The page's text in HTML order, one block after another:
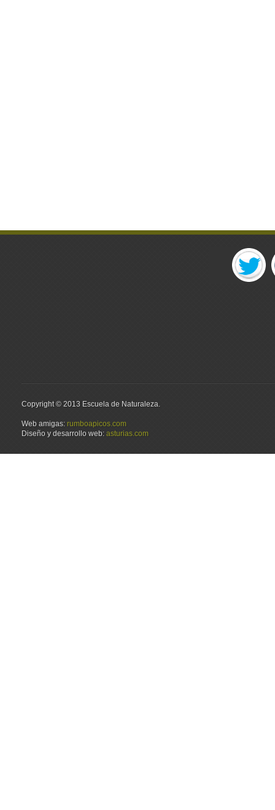
Copyright © 2013 Escuela de Naturaleza.
Web amigas: rumboapicos.com
Diseño y desarrollo web: asturias.com